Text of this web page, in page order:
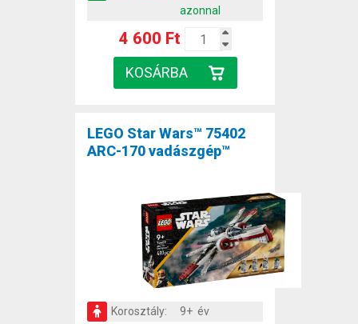
azonnal
4 600 Ft
LEGO Star Wars™ 75402
ARC-170 vadászgép™
Korosztály: 9+ év